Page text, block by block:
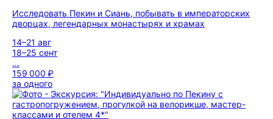
Исследовать Пекин и Сиань, побывать в императорских
дворцах, легендарных монастырях и храмах
14–21 авг
18–25 сент
...
159 000 ₽
за одного